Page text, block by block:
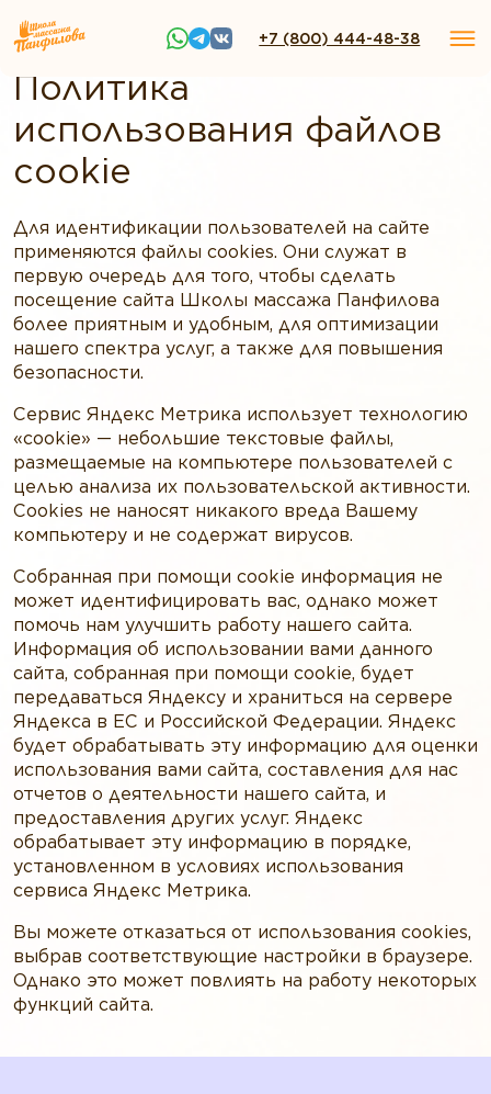
+7 (800) 444-48-38
Политика
использования файлов
cookie
Для идентификации пользователей на сайте
применяются файлы cookies. Они служат в
первую очередь для того, чтобы сделать
посещение сайта Школы массажа Панфилова
более приятным и удобным, для оптимизации
нашего спектра услуг, а также для повышения
безопасности.
Сервис Яндекс Метрика использует технологию
«cookie» — небольшие текстовые файлы,
размещаемые на компьютере пользователей с
целью анализа их пользовательской активности.
Cookies не наносят никакого вреда Вашему
компьютеру и не содержат вирусов.
Собранная при помощи cookie информация не
может идентифицировать вас, однако может
помочь нам улучшить работу нашего сайта.
Информация об использовании вами данного
сайта, собранная при помощи cookie, будет
передаваться Яндексу и храниться на сервере
Яндекса в ЕС и Российской Федерации. Яндекс
будет обрабатывать эту информацию для оценки
использования вами сайта, составления для нас
отчетов о деятельности нашего сайта, и
предоставления других услуг. Яндекс
обрабатывает эту информацию в порядке,
установленном в условиях использования
сервиса Яндекс Метрика.
Вы можете отказаться от использования cookies,
выбрав соответствующие настройки в браузере.
Однако это может повлиять на работу некоторых
функций сайта.